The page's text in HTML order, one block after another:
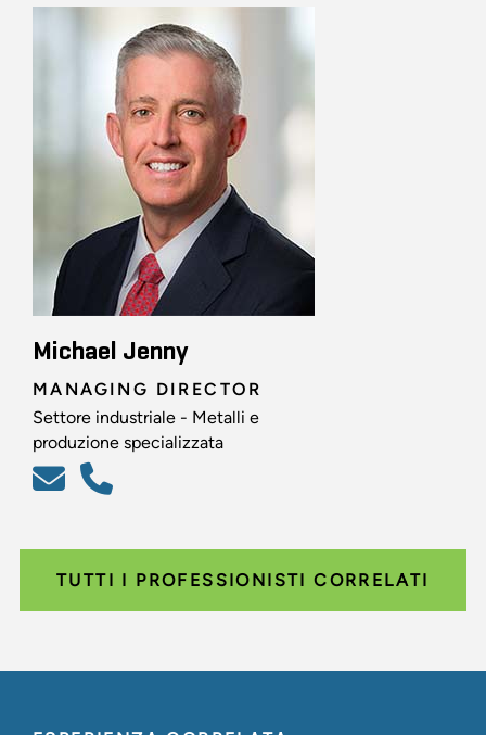
Michael Jenny
MANAGING DIRECTOR
Settore industriale - Metalli e
produzione specializzata
TUTTI I PROFESSIONISTI CORRELATI